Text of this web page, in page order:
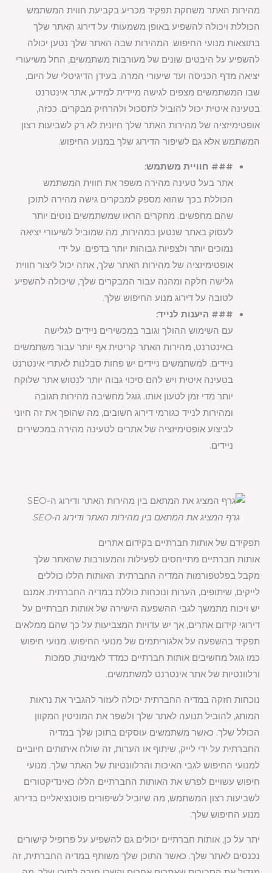
מהירות האתר משחקת תפקיד מכריע בקביעת חווית המשתמש
הכוללת ויכולה להשפיע באופן משמעותי על דירוג האתר שלך
בתוצאות מנועי החיפוש. המהירות שבה האתר שלך נטען יכולה
להשפיע על היבטים שונים של מעורבות משתמשים, החל משיעורי
יציאה מדף הכניסה ועד שיעורי המרה. בעידן הדיגיטלי של היום,
שבו המשתמשים מצפים לגישה מיידית למידע, אתר אינטרנט
בטעינה איטית יכול להוביל לתסכול ולהרחיק מבקרים. ככזה,
אופטימיזציה של מהירות האתר שלך חיונית לא רק לשביעות רצון
המשתמש אלא גם לשיפור הדירוג שלך במנוע החיפוש.
### חוויית משתמש:
אתר בעל טעינה מהירה משפר את חווית המשתמש
הכוללת בכך שהוא מספק למבקרים גישה מהירה לתוכן
שהם מחפשים. מחקרים הראו שמשתמשים נוטים יותר
לעסוק באתר שנטען במהירות, מה שמוביל לשיעורי יציאה
נמוכים יותר ולצפיות גבוהות יותר בדפים. על ידי
אופטימיזציה של מהירות האתר שלך, אתה יכול ליצור חווית
גלישה חלקה ומהנה עבור המבקרים שלך, שיכולה להשפיע
לטובה על דירוג מנוע החיפוש שלך.
### היענות לנייד:
עם השימוש ההולך וגובר במכשירים ניידים לגלישה
באינטרנט, מהירות האתר קריטית אף יותר עבור משתמשים
ניידים. למשתמשים ניידים יש פחות סבלנות לאתרי אינטרנט
בטעינה איטית ויש להם סיכוי גבוה יותר לנטוש אתר שלוקח
יותר מדי זמן לטעון אותו. גוגל מחשיבה מהירות תגובה
ומהירות לנייד כגורמי דירוג חשובים, מה שהופך את זה חיוני
לביצוע אופטימיזציה של אתרים לטעינה מהירה במכשירים
ניידים.
גרף המציג את המתאם בין מהירות האתר ודירוג ה-SEO
תפקידם של אותות חברתיים בקידום אתרים
אותות חברתיים מתייחסים לפעילות והמעורבות שהאתר שלך
מקבל בפלטפורמות המדיה החברתית. האותות הללו כוללים
לייקים, שיתופים, הערות ונוכחות כוללת במדיה החברתית. אמנם
יש ויכוח מתמשך לגבי ההשפעה הישירה של אותות חברתיים על
דירוגי קידום אתרים, אך יש עדויות המצביעות על כך שהם ממלאים
תפקיד בהשפעה על אלגוריתמים של מנועי החיפוש. מנועי חיפוש
כמו גוגל מחשיבים אותות חברתיים כמדד לאמינות, סמכות
ורלוונטיות של אתר אינטרנט למשתמשים.
נוכחות חזקה במדיה החברתית יכולה לעזור להגביר את נראות
המותג, להוביל תנועה לאתר שלך ולשפר את המוניטין המקוון
הכולל שלך. כאשר משתמשים עוסקים בתוכן שלך במדיה
החברתית על ידי לייק, שיתוף או הערות, זה שולח איתותים חיוביים
למנועי החיפוש לגבי האיכות והרלוונטיות של האתר שלך. מנועי
חיפוש עשויים לפרש את האותות החברתיים הללו כאינדיקטורים
לשביעות רצון המשתמש, מה שיוביל לשיפורים פוטנציאליים בדירוג
מנוע החיפוש שלך.
יתר על כן, אותות חברתיים יכולים גם להשפיע על פרופיל קישורים
נכנסים לאתר שלך. כאשר התוכן שלך משותף במדיה החברתית, זה